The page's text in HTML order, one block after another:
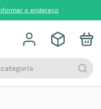
o endereço
categoria